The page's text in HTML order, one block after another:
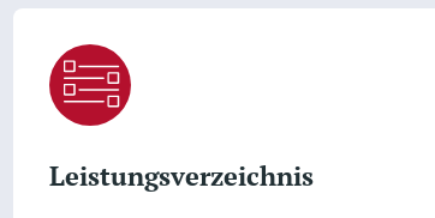
Leistungsverzeichnis